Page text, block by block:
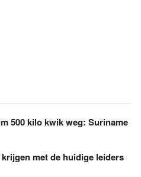
500 kilo kwik weg: Suriname
krijgen met de huidige leiders